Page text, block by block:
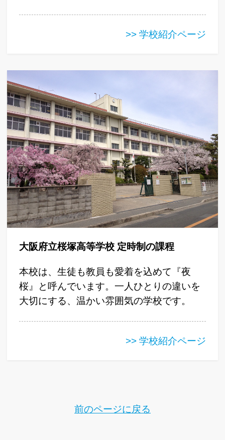
>> 学校紹介ページ
大阪府立桜塚高等学校 定時制の課程
本校は、生徒も教員も愛着を込めて『夜
桜』と呼んでいます。一人ひとりの違いを
大切にする、温かい雰囲気の学校です。
>> 学校紹介ページ
前のページに戻る